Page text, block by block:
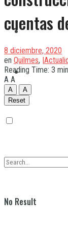
Quilmes
Varela
No Result
cuentas
8 diciembre, 2020
en Quilmes,
Reading Time: 3
A A
A
A
Reset